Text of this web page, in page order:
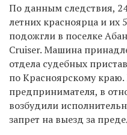
По данным следствия,
летних красноярца и их
подожгли в поселке
Cruiser. Машина
отдела судебных
по Красноярскому
предпринимателя, в
возбудили
запрет на выезд за